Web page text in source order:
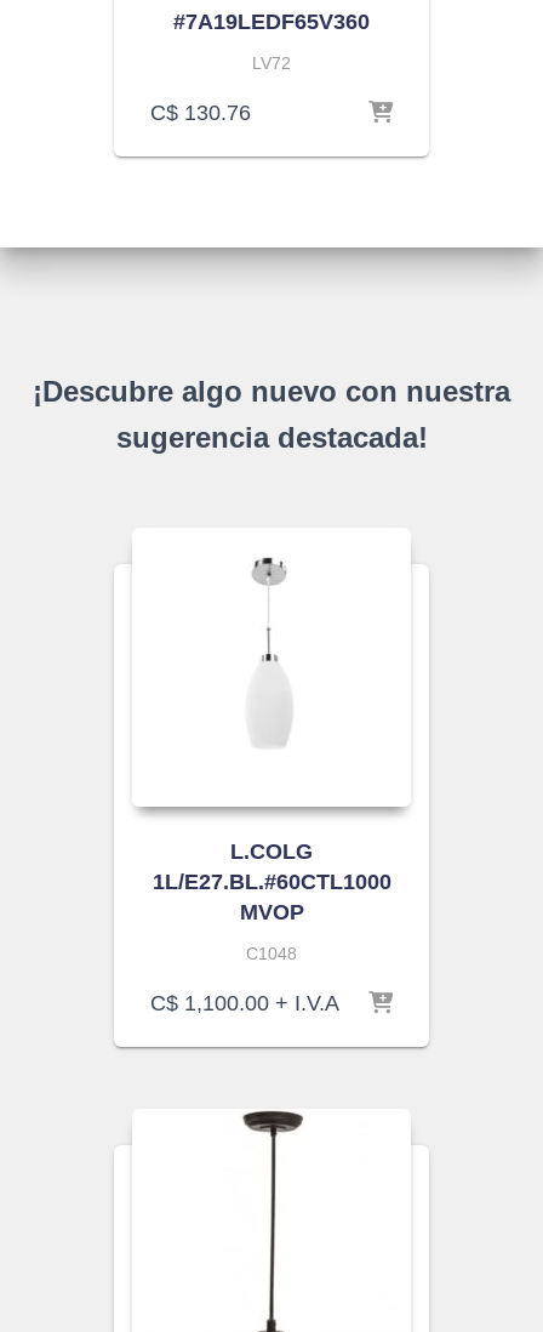
#7A19LEDF65V360
LV72
C$ 130.76
¡Descubre algo nuevo con nuestra
sugerencia destacada!
L.COLG
1L/E27.BL.#60CTL1000
MVOP
C1048
C$ 1,100.00 + I.V.A